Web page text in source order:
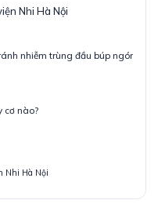
Nhi Hà Nội
nhiễm trùng đầu búp ngón
cơ nào?
Nhi Hà Nội